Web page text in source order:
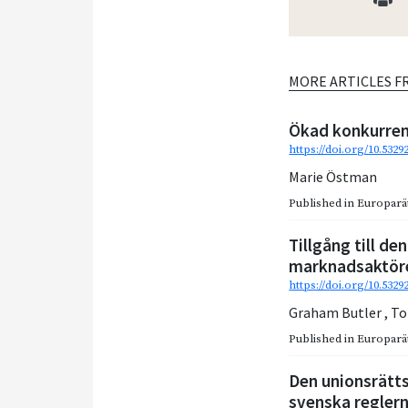
MORE ARTICLES
Ökad
https://doi.org/
Marie Östman
Published in
Tillgång till
https://doi.org/
Graham Butler,
Published in
Den
svenska